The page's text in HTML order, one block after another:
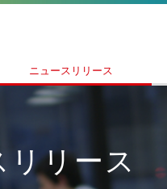
ニュースリリース
リリース